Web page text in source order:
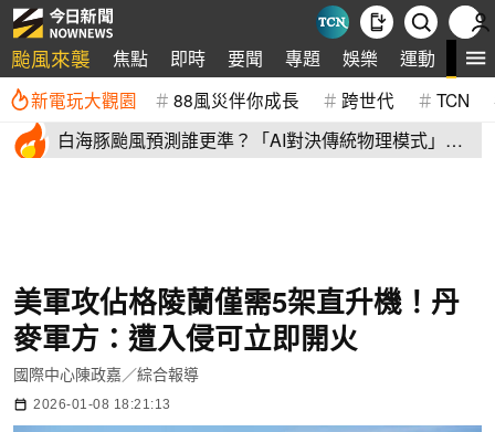
颱風來襲 焦點 即時 要聞 專題 娛樂 運動 全
新電玩大觀園 88風災伴你成長 跨世代 TCN
白海豚颱風預測誰更準？「AI對決傳統物理模式」第
美軍攻佔格陵蘭僅需5架直升機！丹
麥軍方：遭入侵可立即開火
國際中心陳政嘉／綜合報導
2026-01-08 18:21:13